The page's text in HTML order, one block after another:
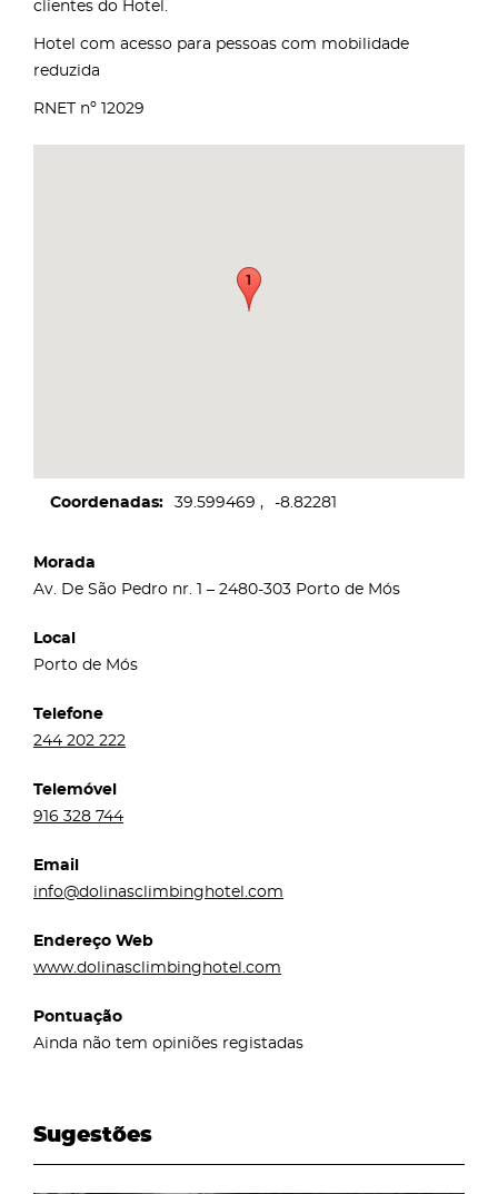
clientes do Hotel.
Hotel com acesso para pessoas com mobilidade
reduzida
RNET nº 12029
Coordenadas 39.599469 -8.82281
Morada
Av. De São Pedro nr. 1 – 2480-303 Porto de Mós
Local
Porto de Mós
Telefone
244 202 222
Telemóvel
916 328 744
Email
info@dolinasclimbinghotel.com
Endereço Web
www.dolinasclimbinghotel.com
Pontuação
Ainda não tem opiniões registadas
Sugestões